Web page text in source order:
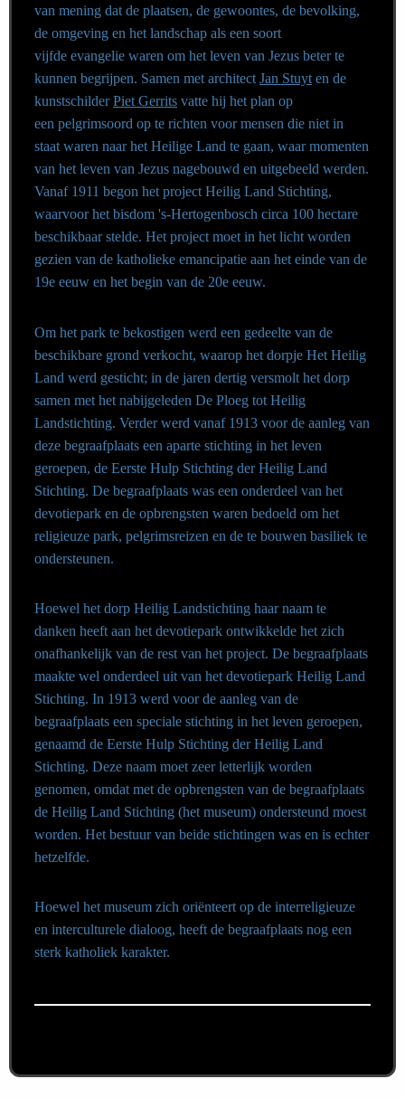
van mening dat de plaatsen, de gewoontes, de bevolking,
de omgeving en het landschap als een soort
vijfde evangelie waren om het leven van Jezus beter te
kunnen begrijpen. Samen met architect Jan Stuyt en de
kunstschilderPiet Gerrits vatte hij het plan op
een pelgrimsoord op te richten voor mensen die niet in
staat waren naar het Heilige Land te gaan, waar momenten
van het leven van Jezus nagebouwd en uitgebeeld werden.
Vanaf 1911 begon het project Heilig Land Stichting,
waarvoor het bisdom 's-Hertogenbosch circa 100 hectare
beschikbaar stelde. Het project moet in het licht worden
gezien van de katholieke emancipatie aan het einde van de
19e eeuw en het begin van de 20e eeuw.
Om het park te bekostigen werd een gedeelte van de
beschikbare grond verkocht, waarop het dorpje Het Heilig
Land werd gesticht; in de jaren dertig versmolt het dorp
samen met het nabijgeleden De Ploeg tot Heilig
Landstichting. Verder werd vanaf 1913 voor de aanleg van
deze begraafplaats een aparte stichting in het leven
geroepen, de Eerste Hulp Stichting der Heilig Land
Stichting. De begraafplaats was een onderdeel van het
devotiepark en de opbrengsten waren bedoeld om het
religieuze park, pelgrimsreizen en de te bouwen basiliek te
ondersteunen.
Hoewel het dorp Heilig Landstichting haar naam te
danken heeft aan het devotiepark ontwikkelde het zich
onafhankelijk van de rest van het project. De begraafplaats
maakte wel onderdeel uit van het devotiepark Heilig Land
Stichting. In 1913 werd voor de aanleg van de
begraafplaats een speciale stichting in het leven geroepen,
genaamd de Eerste Hulp Stichting der Heilig Land
Stichting. Deze naam moet zeer letterlijk worden
genomen, omdat met de opbrengsten van de begraafplaats
de Heilig Land Stichting (het museum) ondersteund moest
worden. Het bestuur van beide stichtingen was en is echter
hetzelfde.
Hoewel het museum zich oriënteert op de interreligieuze
en interculturele dialoog, heeft de begraafplaats nog een
sterk katholiek karakter.